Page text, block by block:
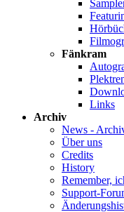
Fänkram
Links
Archiv
News -
Über uns
Credits
History
Remember,
Support-